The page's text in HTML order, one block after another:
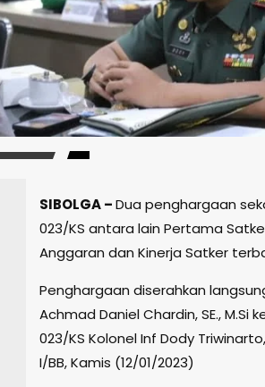
SIBOLGA –Dua penghargaan
023/KS antara lain Pertama
Anggaran dan Kinerja Satker
Penghargaan diserahkan
Achmad Daniel Chardin, SE., M.Si
023/KS Kolonel Inf Dody
I/BB, Kamis (12/01/2023)